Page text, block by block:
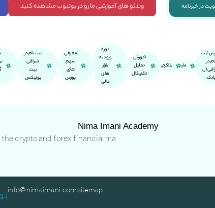
در خبرنامه ویدئو های آموزشی ما رو در یوتیوب مشاهده کنید
ثبت
در
ال
بانک
ماینر بلاکچین
آموزش
تحلیل
تکنیکال
دوره
ورود به
بازار
های
مالی
معرفی
سهم
های
بورس
ثبت نام در
صرافی
بیت
یونیکس
Nima Imani Academy
crypto and forex financial ma
sitemap
info@nimaimani.com